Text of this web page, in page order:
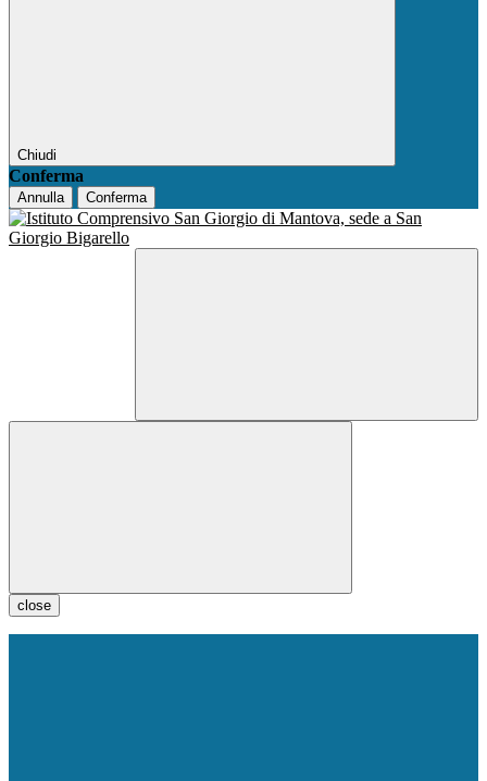
Chiudi
Conferma
Annulla Conferma
close